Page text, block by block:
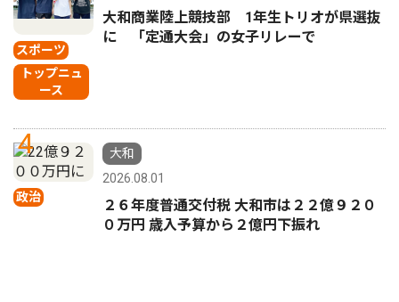
スポーツ
トップニュ
ース
大和商業陸上競技部 1年生トリオが県選抜
に 「定通大会」の女子リレーで
4
政治
大和
2026.08.01
２６年度普通交付税 大和市は２２億９２０
０万円 歳入予算から２億円下振れ